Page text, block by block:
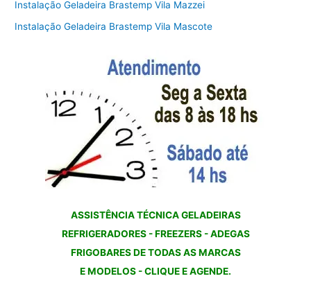
Instalação Geladeira Brastemp Vila Mazzei
Instalação Geladeira Brastemp Vila Mascote
ASSISTÊNCIA TÉCNICA GELADEIRAS
REFRIGERADORES - FREEZERS - ADEGAS
FRIGOBARES DE TODAS AS MARCAS
E MODELOS - CLIQUE E AGENDE.